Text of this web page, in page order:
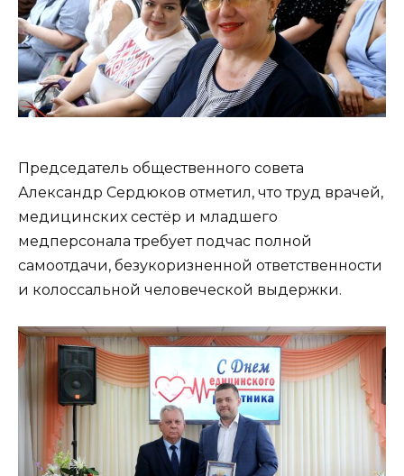
Председатель общественного совета
Александр Сердюков отметил, что труд врачей,
медицинских сестёр и младшего
медперсонала требует подчас полной
самоотдачи, безукоризненной ответственности
и колоссальной человеческой выдержки.